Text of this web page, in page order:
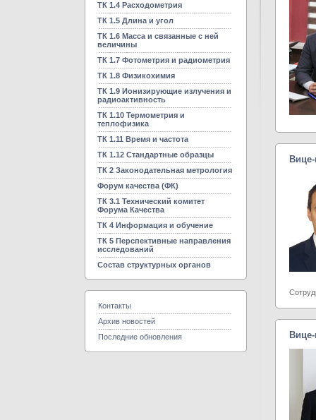
ТК 1.4 Расходометрия
ТК 1.5 Длина и угол
ТК 1.6 Масса и связанные с ней
величины
ТК 1.7 Фотометрия и радиометрия
ТК 1.8 Физикохимия
ТК 1.9 Ионизирующие излучения и
радиоактивность
ТК 1.10 Термометрия и
теплофизика
ТК 1.11 Время и частота
ТК 1.12 Стандартные образцы
ТК 2 Законодательная метрология
Форум качества (ФК)
ТК 3.1 Технический комитет
Форума Качества
ТК 4 Информация и обучение
ТК 5 Перспективные направления
исследований
Состав структурных органов
Контакты
Архив новостей
Последние обновления